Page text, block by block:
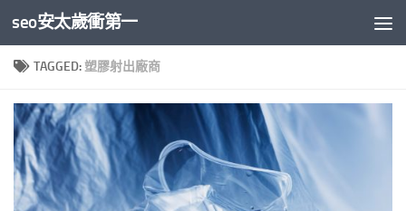
Skip to content
seo安太歲衝第一
TAGGED:塑膠射出廠商